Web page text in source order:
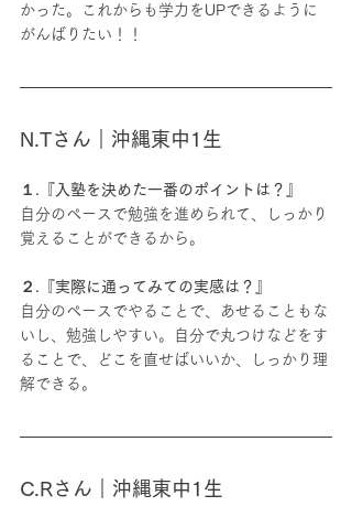
かった。これからも学力をUPできるように
がんばりたい！！
N.Tさん｜沖縄東中1生
１.『入塾を決めた一番のポイントは？』
自分のペースで勉強を進められて、しっかり
覚えることができるから。
２.『実際に通ってみての実感は？』
自分のペースでやることで、あせることもな
いし、勉強しやすい。自分で丸つけなどをす
ることで、どこを直せばいいか、しっかり理
解できる。
C.Rさん｜沖縄東中1生